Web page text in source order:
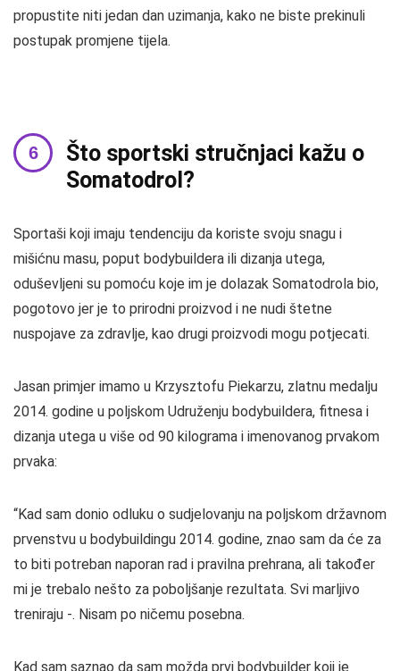
propustite niti jedan dan uzimanja, kako ne biste prekinuli
postupak promjene tijela.
Što sportski stručnjaci kažu o
Somatodrol?
Sportaši koji imaju tendenciju da koriste svoju snagu i
mišićnu masu, poput bodybuildera ili dizanja utega,
oduševljeni su pomoću koje im je dolazak Somatodrola bio,
pogotovo jer je to prirodni proizvod i ne nudi štetne
nuspojave za zdravlje, kao drugi proizvodi mogu potjecati.
Jasan primjer imamo u Krzysztofu Piekarzu, zlatnu medalju
2014. godine u poljskom Udruženju bodybuildera, fitnesa i
dizanja utega u više od 90 kilograma i imenovanog prvakom
prvaka:
“Kad sam donio odluku o sudjelovanju na poljskom državnom
prvenstvu u bodybuildingu 2014. godine, znao sam da će za
to biti potreban naporan rad i pravilna prehrana, ali također
mi je trebalo nešto za poboljšanje rezultata. Svi marljivo
treniraju -. Nisam po ničemu posebna.
Kad sam saznao da sam možda prvi bodybuilder koji je